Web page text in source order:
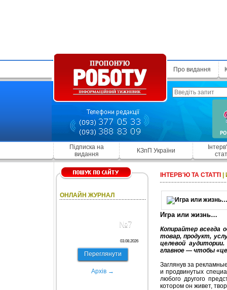
Про видання
Підписка на
видання
КЗпП України
ОНЛАЙН ЖУРНАЛ
№7
03.08.2026
Переглянути
Архів →
ІНТЕРВ'Ю ТА СТАТТІ
Игра или жизнь…
Копирайтер всегда
товар, продукт,
целевой
главное — чтобы
Заглянув за
и продвинутых
любого другого
котором он живет,